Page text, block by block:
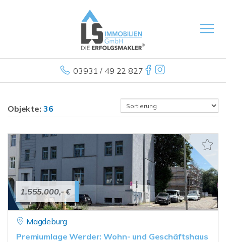
03931 / 49 22 827
Objekte: 36
1.555.000,- €
Magdeburg
Premiumlage Werder: Wohn- und Geschäftshaus